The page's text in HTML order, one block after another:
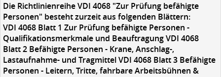
Die Richtlinienreihe VDI 4068 "Zur Prüfung befähigte
Personen" besteht zurzeit aus folgenden Blättern:
VDI 4068 Blatt 1 Zur Prüfung befähigte Personen -
Qualifikationsmerkmale und Beauftragung VDI 4068
Blatt 2 Befähigte Personen - Krane, Anschlag-,
Lastaufnahme- und Tragmittel VDI 4068 Blatt 3 Befähigte
Personen - Leitern, Tritte, fahrbare Arbeitsbühnen &